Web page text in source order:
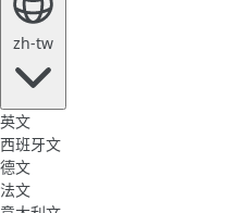
zh-tw
英文
西班牙文
德文
法文